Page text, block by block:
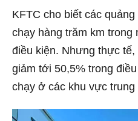
KFTC cho biết các
chạy hàng trăm km trong
điều kiện. Nhưng thực
giảm tới 50,5% trong
chạy ở các khu vực trung